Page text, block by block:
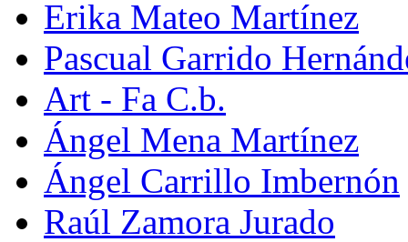
Erika Mateo Martínez
Pascual Garrido
Art - Fa C.b.
Ángel Mena Martínez
Ángel Carrillo Imbernón
Raúl Zamora Jurado